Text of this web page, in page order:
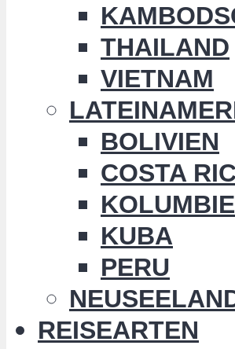
THAILAND
VIETNAM
BOLIVIEN
COSTA
KUBA
PERU
REISEARTEN